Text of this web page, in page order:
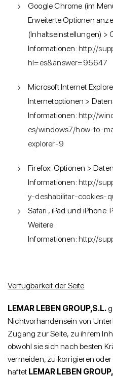
Google Chrome (im
Erweiterte Optionen
(Inhaltseinstellungen) >
Informationen: http://
hl=es&answer=95647
Microsoft Internet
Internetoptionen >
Informationen: http://
es/windows7/how-to-
explorer-9
Firefox: Optionen >
Informationen: http://
y-deshabilitar-cookies-
Safari , iPad und
Weitere
Informationen: http://
Verfügbarkeit der Seite
LEMAR LEBEN GROUP,S.L.
Nichtvorhandensein von
Zugang zur Seite, zu ihrem
obwohl sie sich nach besten
vermeiden, zu korrigieren
haftet LEMAR LEBEN